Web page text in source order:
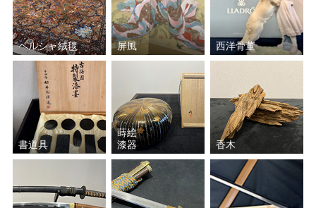
ペルシャ絨毯 屏風 西洋骨董
書道具
蒔絵
漆器
香木